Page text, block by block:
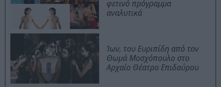
φετινό πρόγραμμα
αναλυτικά
Ίων, του Ευριπίδη από τον
Θωμά Μοσχόπουλο στο
Αρχαίο Θέατρο Επιδαύρου